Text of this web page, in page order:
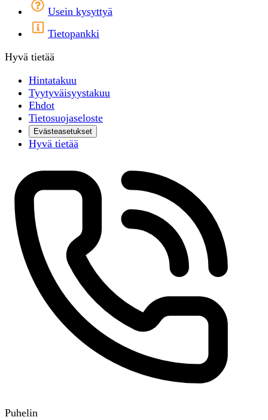
Usein kysyttyä
Tietopankki
Hyvä tietää
Hintatakuu
Tyytyväisyystakuu
Ehdot
Tietosuojaseloste
Evästeasetukset
Hyvä tietää
Puhelin